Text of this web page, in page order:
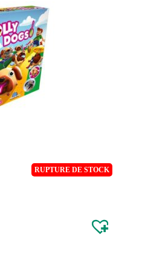
RUPTURE DE STOCK